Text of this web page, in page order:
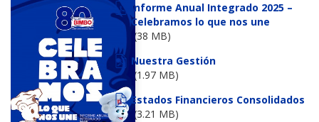
Informe Anual Integrado 2025 –
Celebramos lo que nos une
(38 MB)
Nuestra Gestión
(1.97 MB)
Estados Financieros Consolidados
(3.21 MB)